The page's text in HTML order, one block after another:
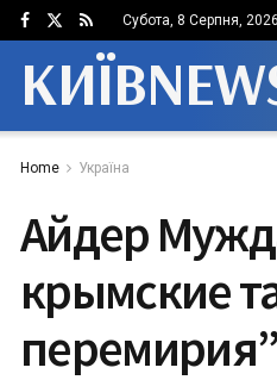
Субота, 8 Серпня, 2026
Home Україна
Айдер
крымские